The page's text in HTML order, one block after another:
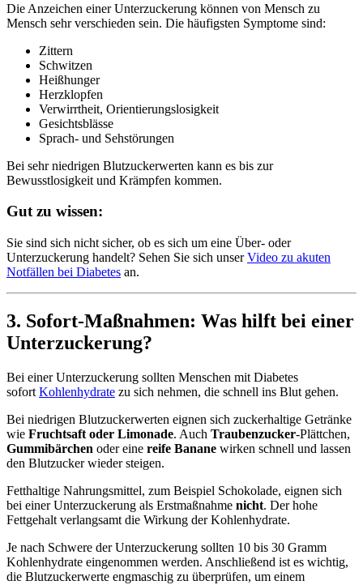
Die Anzeichen einer Unterzuckerung können von Mensch zu
Mensch sehr verschieden sein. Die häufigsten Symptome sind:
Zittern
Schwitzen
Heißhunger
Herzklopfen
Verwirrtheit, Orientierungslosigkeit
Gesichtsblässe
Sprach- und Sehstörungen
Bei sehr niedrigen Blutzuckerwerten kann es bis zur
Bewusstlosigkeit und Krämpfen kommen.
Gut zu wissen:
Sie sind sich nicht sicher, ob es sich um eine Über- oder
Unterzuckerung handelt? Sehen Sie sich unserVideo zu akuten
Notfällen bei Diabetes an.
3. Sofort-Maßnahmen: Was hilft bei einer
Unterzuckerung?
Bei einer Unterzuckerung sollten Menschen mit Diabetes
sofort Kohlenhydrate zu sich nehmen, die schnell ins Blut gehen.
Bei niedrigen Blutzuckerwerten eignen sich zuckerhaltige Getränke
wie Fruchtsaft oder Limonade. Auch Traubenzucker-Plättchen,
Gummibärchen oder eine reife Banane wirken schnell und lassen
den Blutzucker wieder steigen.
Fetthaltige Nahrungsmittel, zum Beispiel Schokolade, eignen sich
bei einer Unterzuckerung als Erstmaßnahme nicht. Der hohe
Fettgehalt verlangsamt die Wirkung der Kohlenhydrate.
Je nach Schwere der Unterzuckerung sollten 10 bis 30 Gramm
Kohlenhydrate eingenommen werden. Anschließend ist es wichtig,
die Blutzuckerwerte engmaschig zu überprüfen, um einem